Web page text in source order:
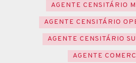
AGENTE CENSITÁRIO
AGENTE CENSITÁRIO
AGENTE CENSITÁRIO
AGENTE